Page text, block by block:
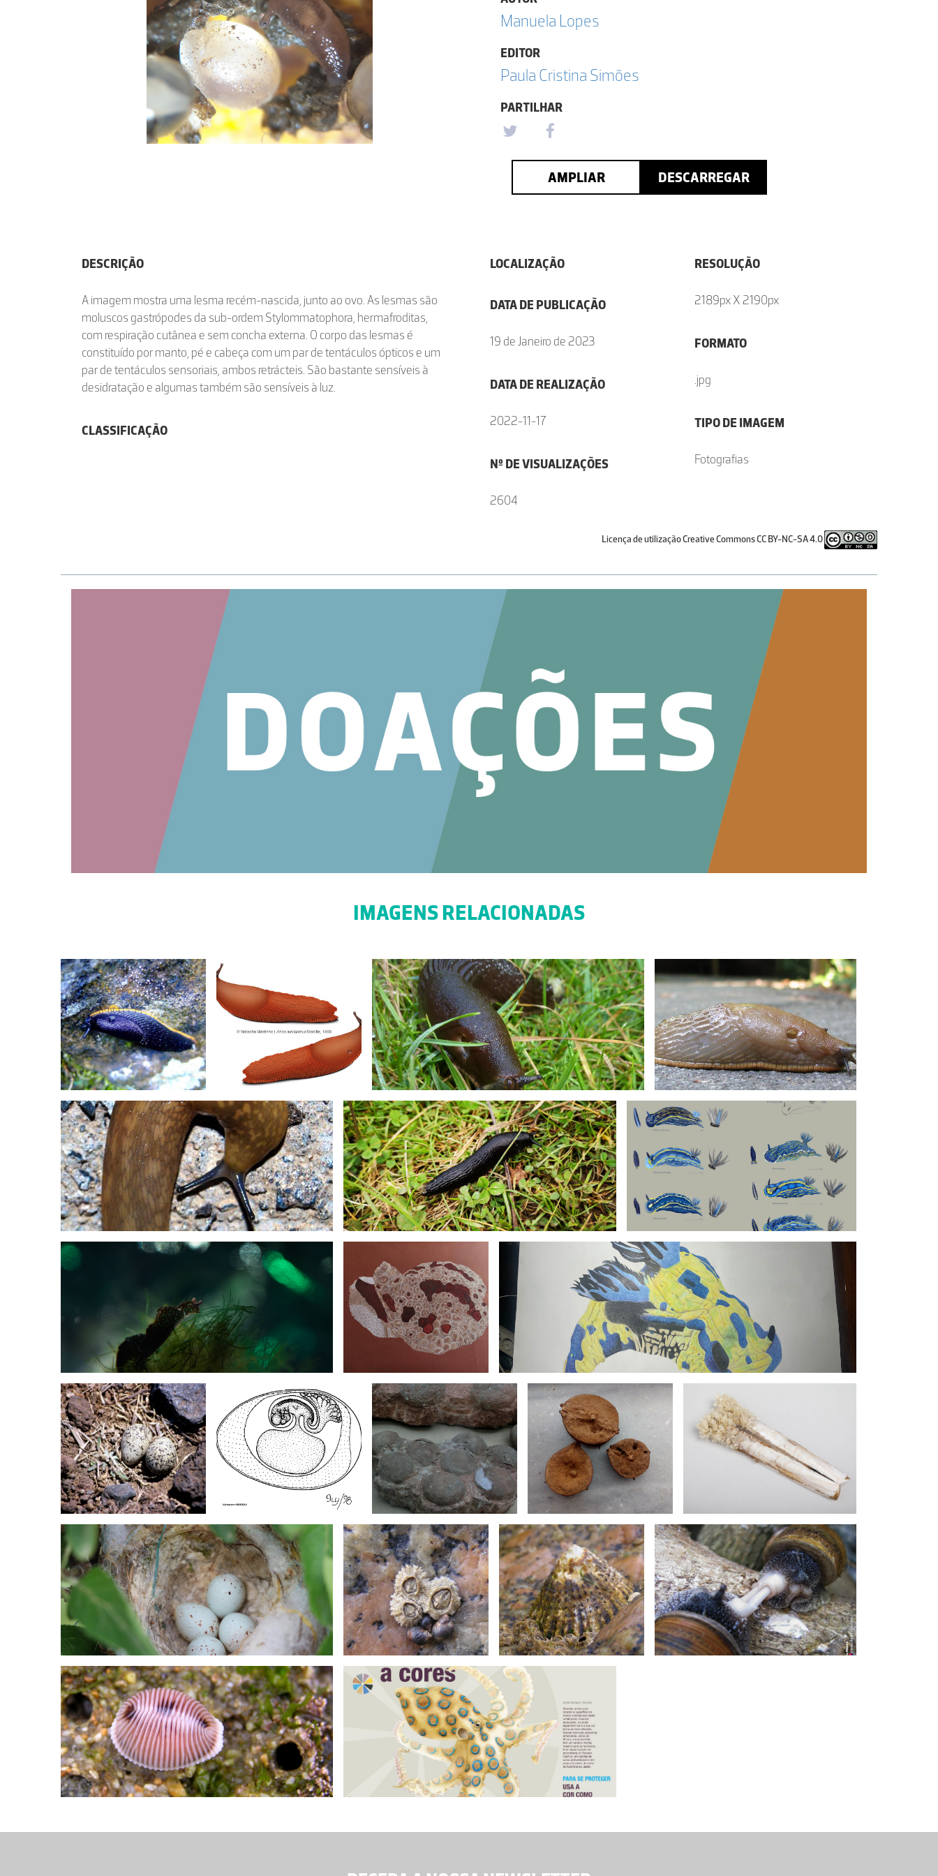
Manuela Lopes
EDITOR
Paula Cristina Simões
PARTILHAR
AMPLIAR DESCARREGAR
DESCRIÇÃO
A imagem mostra uma lesma recém-nascida, junto ao ovo. As lesmas são
moluscos gastrópodes da sub-ordem Stylommatophora, hermafroditas,
com respiração cutânea e sem concha externa. O corpo das lesmas é
constituído por manto, pé e cabeça com um par de tentáculos ópticos e um
par de tentáculos sensoriais, ambos retrácteis. São bastante sensíveis à
desidratação e algumas também são sensíveis à luz.
CLASSIFICAÇÃO
LOCALIZAÇÃO
DATA DE PUBLICAÇÃO
19 de Janeiro de 2023
DATA DE REALIZAÇÃO
2022-11-17
Nº DE VISUALIZAÇÕES
2604
RESOLUÇÃO
2189px X 2190px
FORMATO
.jpg
TIPO DE IMAGEM
Fotografias
Licença de utilização Creative Commons CC BY-NC-SA 4.0
IMAGENS RELACIONADAS